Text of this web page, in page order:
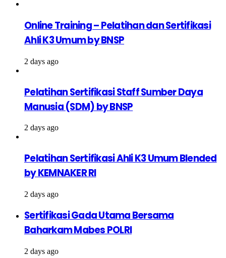
Online Training – Pelatihan dan Sertifikasi
Ahli K3 Umum by BNSP
2 days ago
Pelatihan Sertifikasi Staff Sumber Daya
Manusia (SDM) by BNSP
2 days ago
Pelatihan Sertifikasi Ahli K3 Umum Blended
by KEMNAKER RI
2 days ago
Sertifikasi Gada Utama Bersama
Baharkam Mabes POLRI
2 days ago